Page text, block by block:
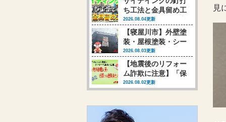
見
(‘◇’)ゞ
ち工法と金具留め工
法、それによって変
わる塗装時の対応
【動画あり】
2026.08.04更新
【寝屋川市】外壁塗
装・屋根塗装・シー
リング工事 生まれ
変わりのお手伝い始
まります(‘◇’)ゞ
2026.08.03更新
【地震後のリフォー
ム詐欺に注意】「保
険で無料修理」の罠
と、信頼できる塗装
2026.08.02更新